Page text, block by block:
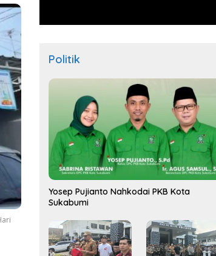
Politik
Yosep Pujianto Nahkodai PKB Kota
Sukabumi